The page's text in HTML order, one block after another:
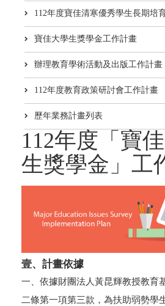
112年度寶佳清寒優秀學生長期培
寶佳大學生獎學金工作計畫
辦理教育學術活動及出版工作計畫
112年度教育政策研討會工作計畫
歷年業務計畫列表
112年度「寶
生獎學金」工
壹、計畫依據
一、依據財團法人黃昆輝教授教育
二條第一項第三款，為扶助弱勢學